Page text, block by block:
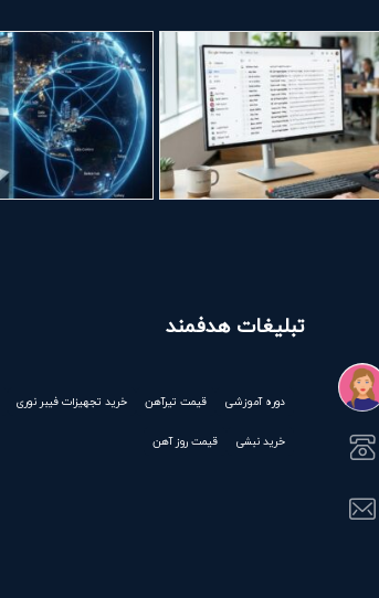
تبلیغات هدفمند
دوره آموزشی قیمت تیرآهن خرید تجهیزات فیبر نوری
خرید نبشی قیمت روز آهن